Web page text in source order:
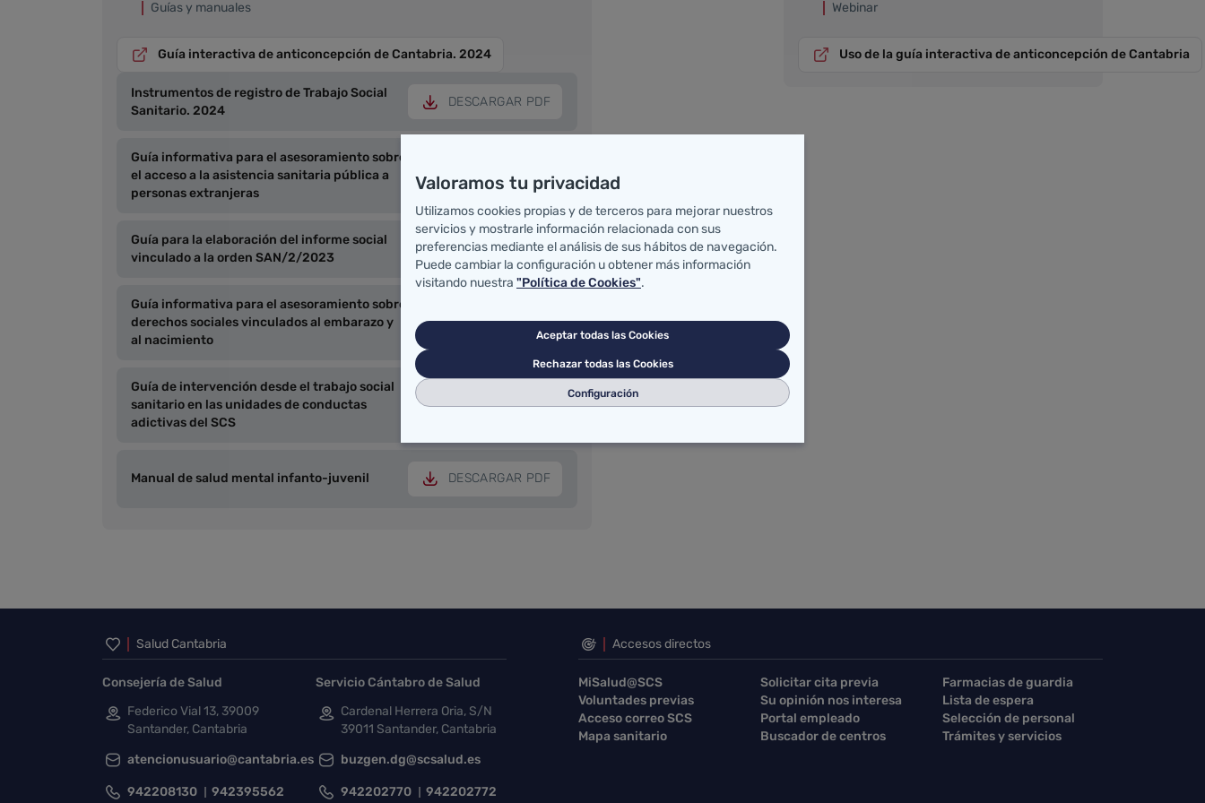
Guías y manuales
Guía interactiva de anticoncepción de Cantabria. 2024
Instrumentos de registro de Trabajo Social
Sanitario. 2024
DESCARGAR PDF
Guía informativa para el asesoramiento sobre
el acceso a la asistencia sanitaria pública a
personas extranjeras
DESCARGAR PDF
Guía para la elaboración del informe social
vinculado a la orden SAN/2/2023
DESCARGAR PDF
Guía informativa para el asesoramiento sobre
derechos sociales vinculados al embarazo y
al nacimiento
DESCARGAR PDF
Guía de intervención desde el trabajo social
sanitario en las unidades de conductas
adictivas del SCS
DESCARGAR PDF
Manual de salud mental infanto-juvenil DESCARGAR PDF
Webinar
Uso de la guía interactiva de anticoncepción de Cantabria
Inicio del pie de página
Salud Cantabria
Consejería de Salud
Federico Vial 13, 39009
Santander, Cantabria
atencionusuario@cantabria.es
942208130 942395562
Servicio Cántabro de Salud
Cardenal Herrera Oria, S/N
39011 Santander, Cantabria
buzgen.dg@scsalud.es
942202770 942202772
Accesos directos
MiSalud@SCS Solicitar cita previa
Farmacias de guardia
Voluntades previas
Su opinión nos interesa
Lista de espera
Acceso correo SCS
Portal empleado
Selección de personal
Mapa sanitario
Buscador de centros Trámites y servicios
Valoramos tu privacidad
Utilizamos cookies propias y de terceros para mejorar nuestros
servicios y mostrarle información relacionada con sus
preferencias mediante el análisis de sus hábitos de navegación.
Puede cambiar la configuración u obtener más información
visitando nuestra "Política de Cookies".
Aceptar todas las Cookies
Rechazar todas las Cookies
Configuración